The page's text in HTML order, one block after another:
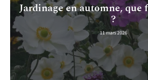
Jardinage en automne,
?
11 mars 2026